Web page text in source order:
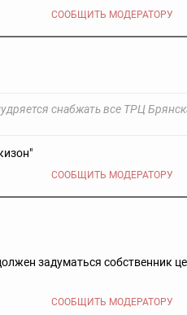
СООБЩИТЬ МОДЕРАТОРУ
снабжать все ТРЦ
СООБЩИТЬ МОДЕРАТОРУ
задуматься собственник
СООБЩИТЬ МОДЕРАТОРУ